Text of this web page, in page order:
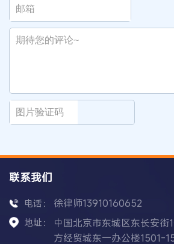
联系我们
电话： 徐律师13910160652
地址：
中国北京市东城区东长安街
方经贸城东一办公楼1501-